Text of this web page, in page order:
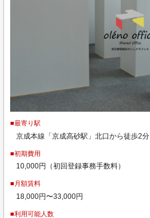
■最寄り駅
京成本線「京成高砂駅」北口から徒歩2分
■初期費用
10,000円（初回登録事務手数料）
■月額賃料
18,000円〜33,000円
■利用可能人数